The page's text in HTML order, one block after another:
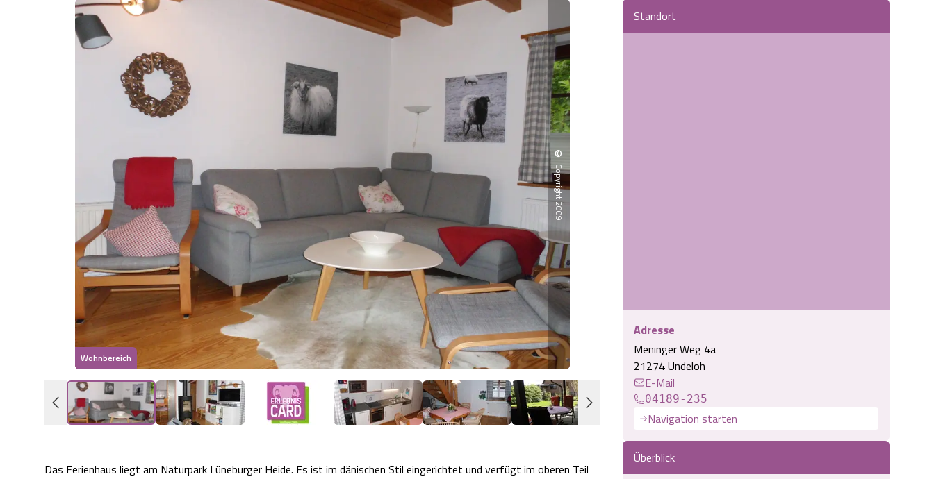
Wohnbereich
©
Copyright 2009
Das Ferienhaus liegt am Naturpark Lüneburger Heide. Es ist im dänischen Stil eingerichtet und verfügt im oberen Teil
Standort
Adresse
Meninger Weg 4a
21274 Undeloh
E-Mail
04189-235
Navigation starten
Überblick